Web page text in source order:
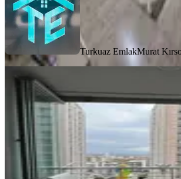
Turkuaz EmlakMurat
MANZARALI
Kat 3+1 Yapılı 127
Mamak, Altıağaç Mahallesi
3+1
4.990.000 ₺